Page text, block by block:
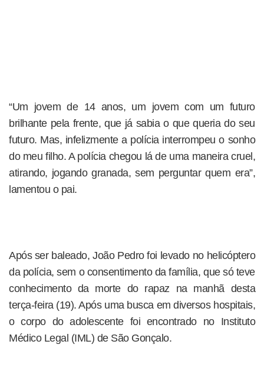
“Um jovem de 14 anos, um jovem com um futuro
brilhante pela frente, que já sabia o que queria do seu
futuro. Mas, infelizmente a polícia interrompeu o sonho
do meu filho. A polícia chegou lá de uma maneira cruel,
atirando, jogando granada, sem perguntar quem era”,
lamentou o pai.
Após ser baleado, João Pedro foi levado no helicóptero
da polícia, sem o consentimento da família, que só teve
conhecimento da morte do rapaz na manhã desta
terça-feira (19). Após uma busca em diversos hospitais,
o corpo do adolescente foi encontrado no Instituto
Médico Legal (IML) de São Gonçalo.